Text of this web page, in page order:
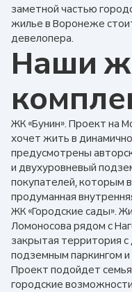
заметной частью
жилье в Воронеже
девелопера.
Наши
ЖК «Бунин». Проект на
хочет жить в
предусмотрены
и двухуровневый
покупателей, которым
продуманная
ЖК «Городские сады».
Ломоносова рядом с
закрытая территория
подземным паркингом
Проект подойдет
городские